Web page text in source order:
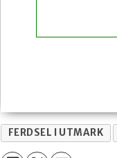
FERDSEL I UTMARK